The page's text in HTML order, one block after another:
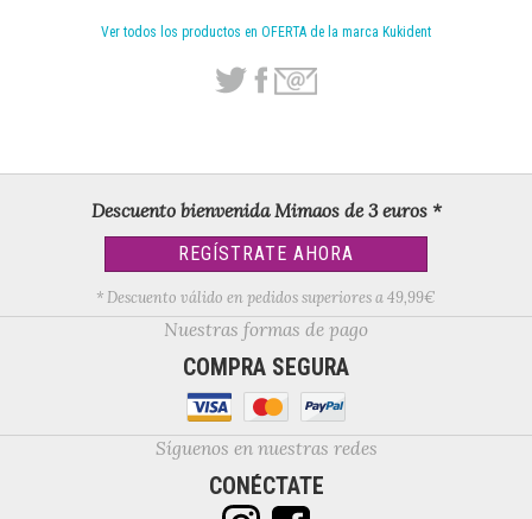
Ver todos los productos en OFERTA de la marca Kukident
Descuento bienvenida Mimaos de 3 euros *
REGÍSTRATE AHORA
* Descuento válido en pedidos superiores a 49,99€
Nuestras formas de pago
COMPRA SEGURA
Síguenos en nuestras redes
CONÉCTATE